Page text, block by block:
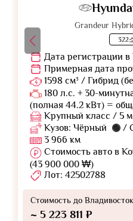
Grandeur
322
Дата регистрации в
Примерная дата
1598 см³ / Гибрид
180 л.с. + 30-
(полная 44.2 кВт) =
Крупный класс / 5
Кузов: Чёрный
/
3 966 км
Стоимость авто в
(43 900 000 ₩)
Лот: 42502788
Стоимость до
~ 5 223 811 ₽